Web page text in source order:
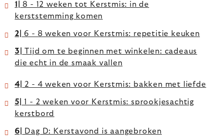
1|
8 - 12 weken tot Kerstmis: in de
kerststemming komen
2| 6 - 8 weken voor Kerstmis: repetitie keuken
3|
Tijd om te beginnen met winkelen: cadeaus
die echt in de smaak vallen
4| 2 - 4 weken voor Kerstmis: bakken met liefde
5|
1 - 2 weken voor Kerstmis: sprookjesachtig
kerstbord
6| Dag D: Kerstavond is aangebroken